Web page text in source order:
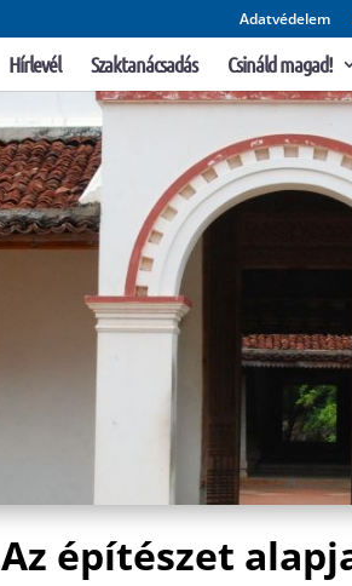
Adatvédelem
Hírlevél Szaktanácsadás Csináld magad!
Az építészet